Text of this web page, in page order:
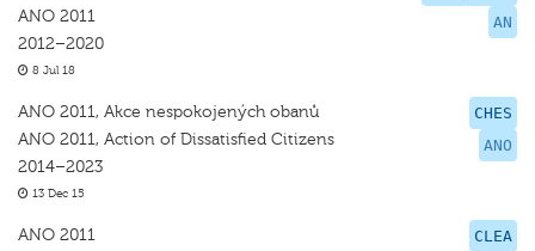
AN
ANO 2011
2012–2020
8 Jul 18
CHES
ANO
ANO 2011, Akce nespokojených obanů
ANO 2011, Action of Dissatisﬁed Citizens
2014–2023
13 Dec 15
CLEA
ANO 2011